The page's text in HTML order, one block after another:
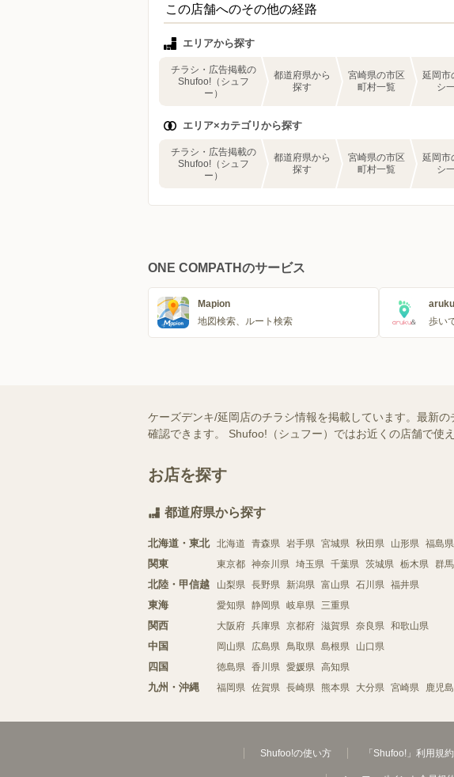
この店舗へのその他の経路
エリアから探す
チラシ・広告掲載の
Shufoo!（シュフ
ー）
都道府県から
探す
宮崎県の市区
町村一覧
延岡市
シ
エリア×カテゴリから探す
チラシ・広告掲載の
Shufoo!（シュフ
ー）
都道府県から
探す
宮崎県の市区
町村一覧
延岡市
シ
ONE COMPATHのサービス
Mapion
地図検索、ルート検索
歩い
ケーズデンキ/延岡店のチラシ情報を掲載しています。最新
確認できます。 Shufoo!（シュフー）ではお近くの店舗で使
お店を探す
都道府県から探す
北海道・東北 北海道 青森県 岩手県 宮城県 秋田県 山形県 福島県
関東 東京都 神奈川県 埼玉県 千葉県 茨城県 栃木県 群
北陸・甲信越 山梨県 長野県 新潟県 富山県 石川県 福井県
東海 愛知県 静岡県 岐阜県 三重県
関西 大阪府 兵庫県 京都府 滋賀県 奈良県 和歌山県
中国 岡山県 広島県 鳥取県 島根県 山口県
四国 徳島県 香川県 愛媛県 高知県
九州・沖縄 福岡県 佐賀県 長崎県 熊本県 大分県 宮崎県 鹿児
Shufoo!の使い方 「Shufoo!」利用規約